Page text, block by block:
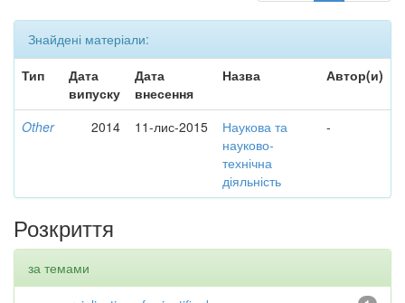
Знайдені матеріали:
Тип
Дата
випуску
Дата
внесення
Назва Автор(и)
Other 2014 11-лис-2015
Наукова та
науково-
технічна
діяльність
-
Розкриття
за темами